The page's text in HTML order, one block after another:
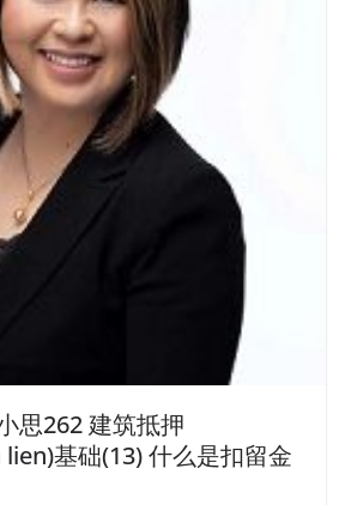
思262 建筑抵押
基础(13) 什么是扣留金